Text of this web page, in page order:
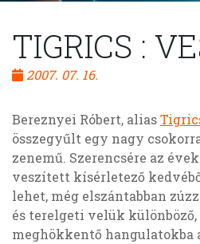
TIGRICS :
2007. 07. 16.
Bereznyei Róbert, alias
összegyűlt egy nagy
zenemű. Szerencsére az
veszített kísérletező
lehet, még elszántabban
és terelgeti velük
meghökkentő hangulatokba